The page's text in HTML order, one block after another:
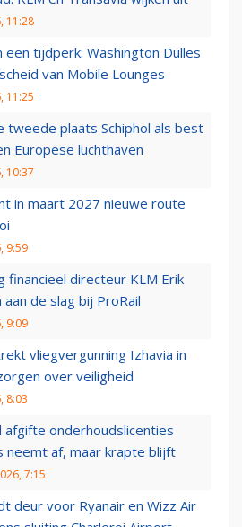
11:28
een tijdperk: Washington Dulles
van Mobile Lounges
11:25
tweede plaats Schiphol als best
Europese luchthaven
10:37
in maart 2027 nieuwe route
9:59
financieel directeur KLM Erik
aan de slag bij ProRail
9:09
vliegvergunning Izhavia in
over veiligheid
8:03
afgifte onderhoudslicenties
neemt af, maar krapte blijft
7:15
deur voor Ryanair en Wizz Air